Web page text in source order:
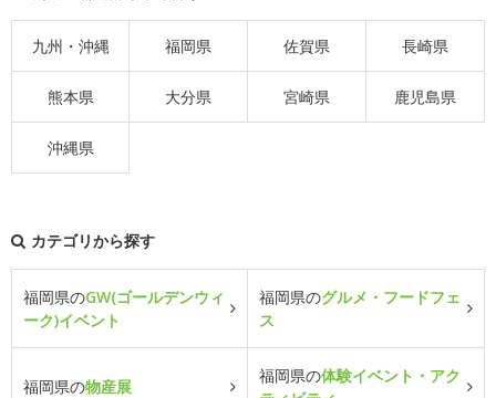
九州・沖縄 福岡県 佐賀県 長崎県
熊本県 大分県 宮崎県 鹿児島県
沖縄県
カテゴリから探す
福岡県のGW(ゴールデンウィ
ーク)イベント
福岡県のグルメ・フードフェ
ス
福岡県の物産展
福岡県の体験イベント・アク